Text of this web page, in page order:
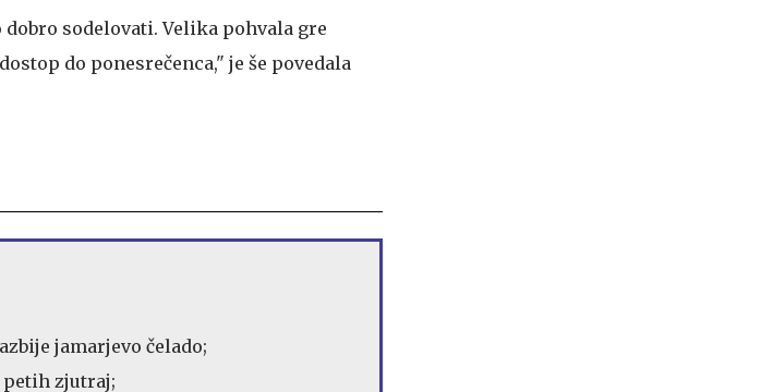
sodelovati. Velika pohvala gre
do ponesrečenca," je še povedala
jamarjevo čelado;
petih zjutraj;